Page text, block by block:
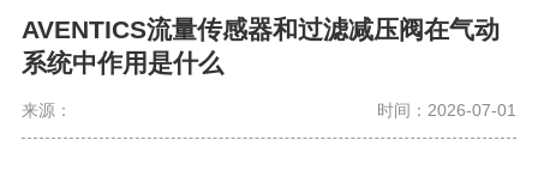
AVENTICS流量传感器和过滤减压阀在气动
系统中作用是什么
来源： 时间：2026-07-01